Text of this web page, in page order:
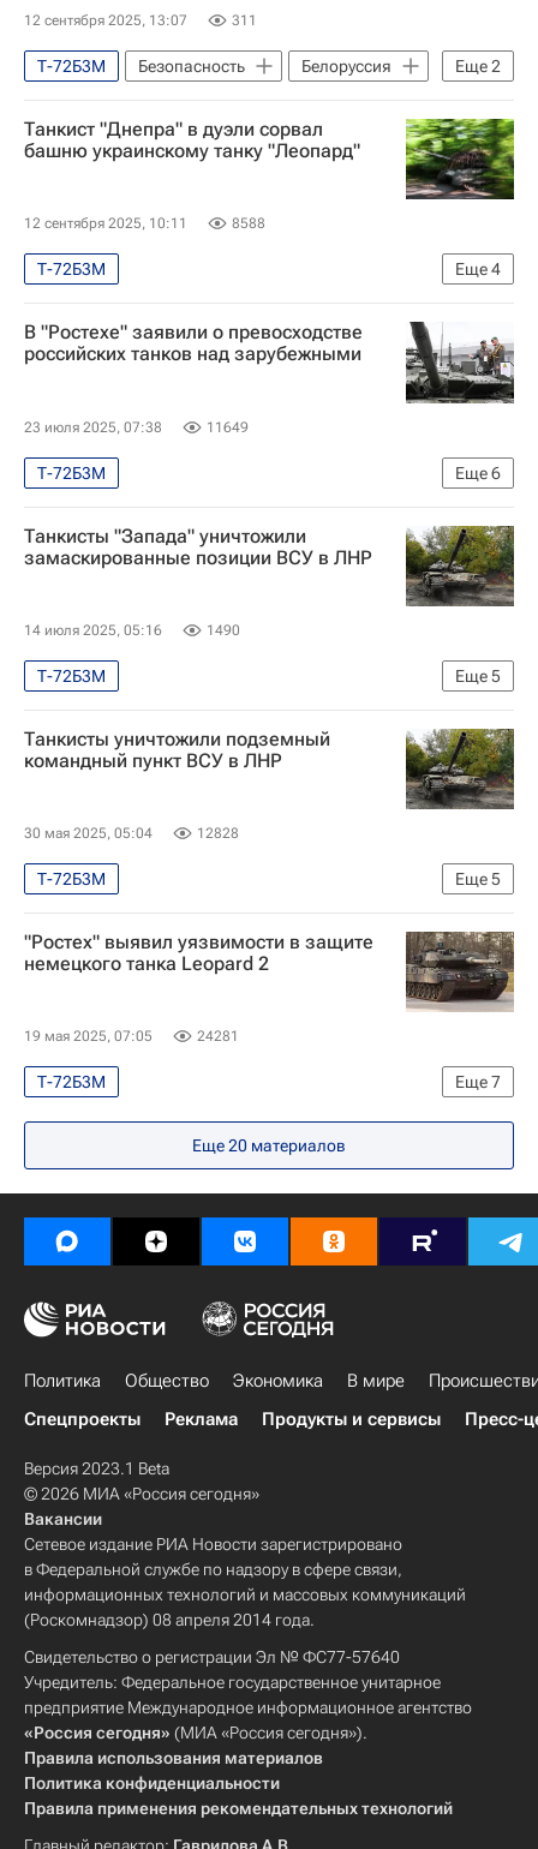
Мария Захарова
Дмитрий Песков
Дональд Трамп
Вооруженные силы Украины
Смоленская АЭС
12 сентября 2025, 13:07 311
Еще2
Т-72Б3М Безопасность
Белоруссия
Россия
Учения "Запад-2025"
Танкист "Днепра" в дуэли сорвал
башню украинскому танку "Леопард"
12 сентября 2025, 10:11 8588
Еще4
Т-72Б3М
Специальная военная операция на Украине
Вооруженные силы Украины
В "Ростехе" заявили о превосходстве
российских танков над зарубежными
23 июля 2025, 07:38 11649
Еще6
Т-72Б3М
Специальная военная операция на Украине
Безопасность
Ленинградская область
Министерство обороны РФ (Минобороны РФ)
Т-90М
Танкисты "Запада" уничтожили
замаскированные позиции ВСУ в ЛНР
14 июля 2025, 05:16 1490
Еще5
Т-72Б3М
Специальная военная операция на Украине
Безопасность
Россия
Вооруженные силы Украины
Танкисты уничтожили подземный
командный пункт ВСУ в ЛНР
30 мая 2025, 05:04 12828
Еще5
Т-72Б3М
Специальная военная операция на Украине
Россия
Вооруженные силы Украины
Безопасность
"Ростех" выявил уязвимости в защите
немецкого танка Leopard 2
19 мая 2025, 07:05 24281
Еще7
Т-72Б3М
Специальная военная операция на Украине
Ростех
Т-90М
Вооруженные силы Украины
Германия
Технологии
Еще20 материалов
Политика Общество Экономика В мире
Спецпроекты
Реклама Продукты и сервисы Пресс-
Версия 2023.1 Beta
© 2026 МИА «Россия сегодня»
Вакансии
Сетевое издание РИА Новости зарегистрировано
в Федеральной службе по надзору в сфере связи,
информационных технологий и массовых коммуникаций
(Роскомнадзор) 08 апреля 2014 года.
Свидетельство о регистрации Эл № ФС77-57640
Учредитель: Федеральное государственное унитарное
предприятие Международное информационное агентство
«Россия сегодня» (МИА «Россия сегодня»).
Правила использования материалов
Политика конфиденциальности
Правила применения рекомендательных технологий